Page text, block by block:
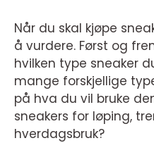
Når du skal kjøpe
å vurdere. Først og
hvilken type sneaker
mange forskjellige
på hva du vil bruke
sneakers for løping,
hverdagsbruk?